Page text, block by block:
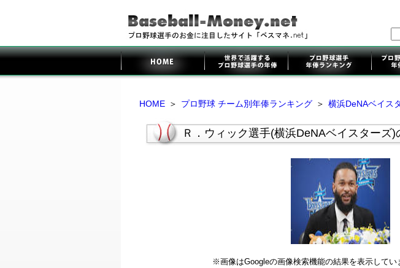
HOME ＞ プロ野球 チーム別年俸ランキング ＞ 横浜DeNAベイス
Ｒ．ウィック選手(横浜DeNAベイスターズ)
※画像はGoogleの画像検索機能の結果を表示してい